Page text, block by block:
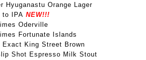
Hyuganastu Orange Lager
to IPA NEW!!!
Oderville
Fortunate Islands
Exact King Street Brown
Shot Espresso Milk Stout